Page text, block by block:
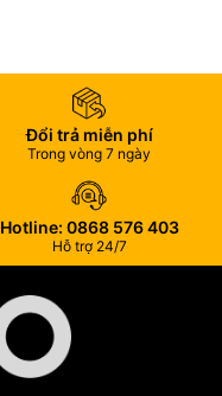
Đổi trả miễn phí
Trong vòng 7 ngày
Hotline: 0868 576 403
Hỗ trợ 24/7